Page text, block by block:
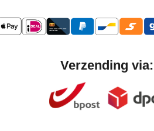
Verzending via: